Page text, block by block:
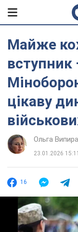
Майже
вступник
цікаву
Ольга
23.01.2026 15:11
16